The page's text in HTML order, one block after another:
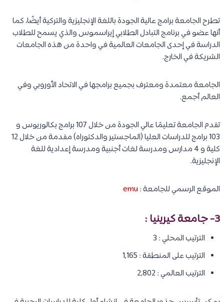
تطرح الجامعة برامج عالية الجودة باللغة الإنجليزية والتركية أيضًا، كما
أنها عضو في برنامج التبادل الطلابي إيراسموس والذي يسمح للطلاب
الدراسة في إحدى الجامعات العالمية في واحدة من هذه الجامعات
الشريكة في الخارج.
الجامعة معتمدة ومعترف بجميع برامجها في الاتحاد الأوروبي وفي
العالم أجمع.
تقدم الجامعة تعليمًا عالي الجودة من خلال 107 برامج بكالوريوس و
103 برامج للدراسات العليا (الماجستير والدكتوراه) مقدمة من خلال 12
كلية و 4 مدارس ومدرسة لغات أجنبية ومدرسة إعدادية للغة
الإنجليزية.
الموقع الرسمي للجامعة :emu
3- جامعة كيرينيا :
الترتيب المحلي : 3
الترتيب على المنطقة : 1,165
الترتيب العالمي : 2,802